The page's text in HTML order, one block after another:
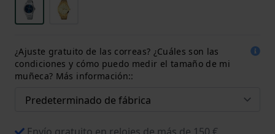
¿Ajuste gratuito de las correas? ¿Cuáles son las
condiciones y cómo puedo medir el tamaño de mi
muñeca? Más información::